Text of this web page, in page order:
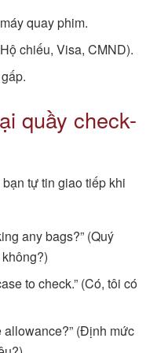
quay phim.
chiếu, Visa, CMND).
quầy check-
tự tin giao tiếp khi
any bags?” (Quý
to check.” (Có, tôi có
allowance?” (Định mức